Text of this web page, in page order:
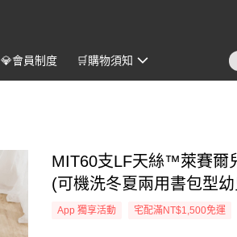
💎會員制度 🛒購物須知
MIT60支LF天絲™萊賽爾
(可機洗冬夏兩用書包型
App 獨享活動 宅配滿NT$1,500免運